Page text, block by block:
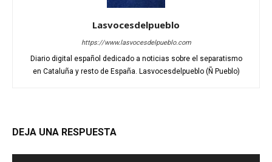
Lasvocesdelpueblo
https://www.lasvocesdelpueblo.com
Diario digital español dedicado a noticias sobre el separatismo
en Cataluña y resto de España. Lasvocesdelpueblo (Ñ Pueblo)
DEJA UNA RESPUESTA